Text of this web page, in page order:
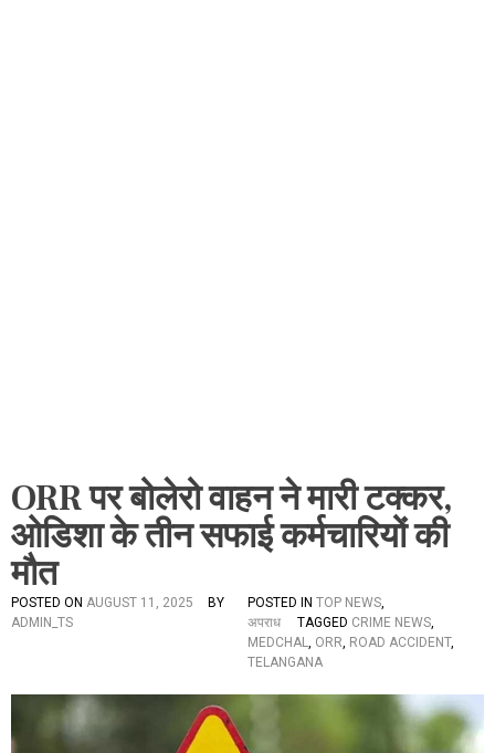
ORR पर बोलेरो वाहन ने मारी टक्कर,
ओडिशा के तीन सफाई कर्मचारियों की
मौत
POSTED ON AUGUST 11, 2025
BY
ADMIN_TS
POSTED IN TOP NEWS,
अपराध
TAGGED CRIME NEWS,
MEDCHAL, ORR, ROAD ACCIDENT,
TELANGANA